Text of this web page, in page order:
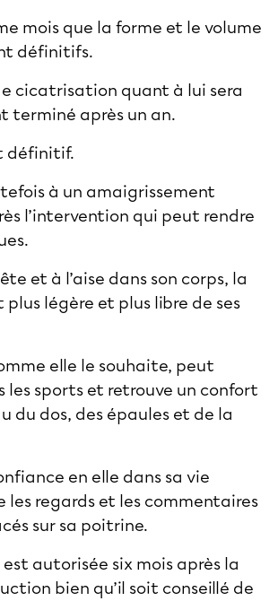
mois que la forme et le volume
définitifs.
cicatrisation quant à lui sera
terminé après un an.
définitif.
à un amaigrissement
l’intervention qui peut rendre
et à l’aise dans son corps, la
plus légère et plus libre de ses
elle le souhaite, peut
sports et retrouve un confort
du dos, des épaules et de la
en elle dans sa vie
les regards et les commentaires
sur sa poitrine.
est autorisée six mois après la
bien qu’il soit conseillé de